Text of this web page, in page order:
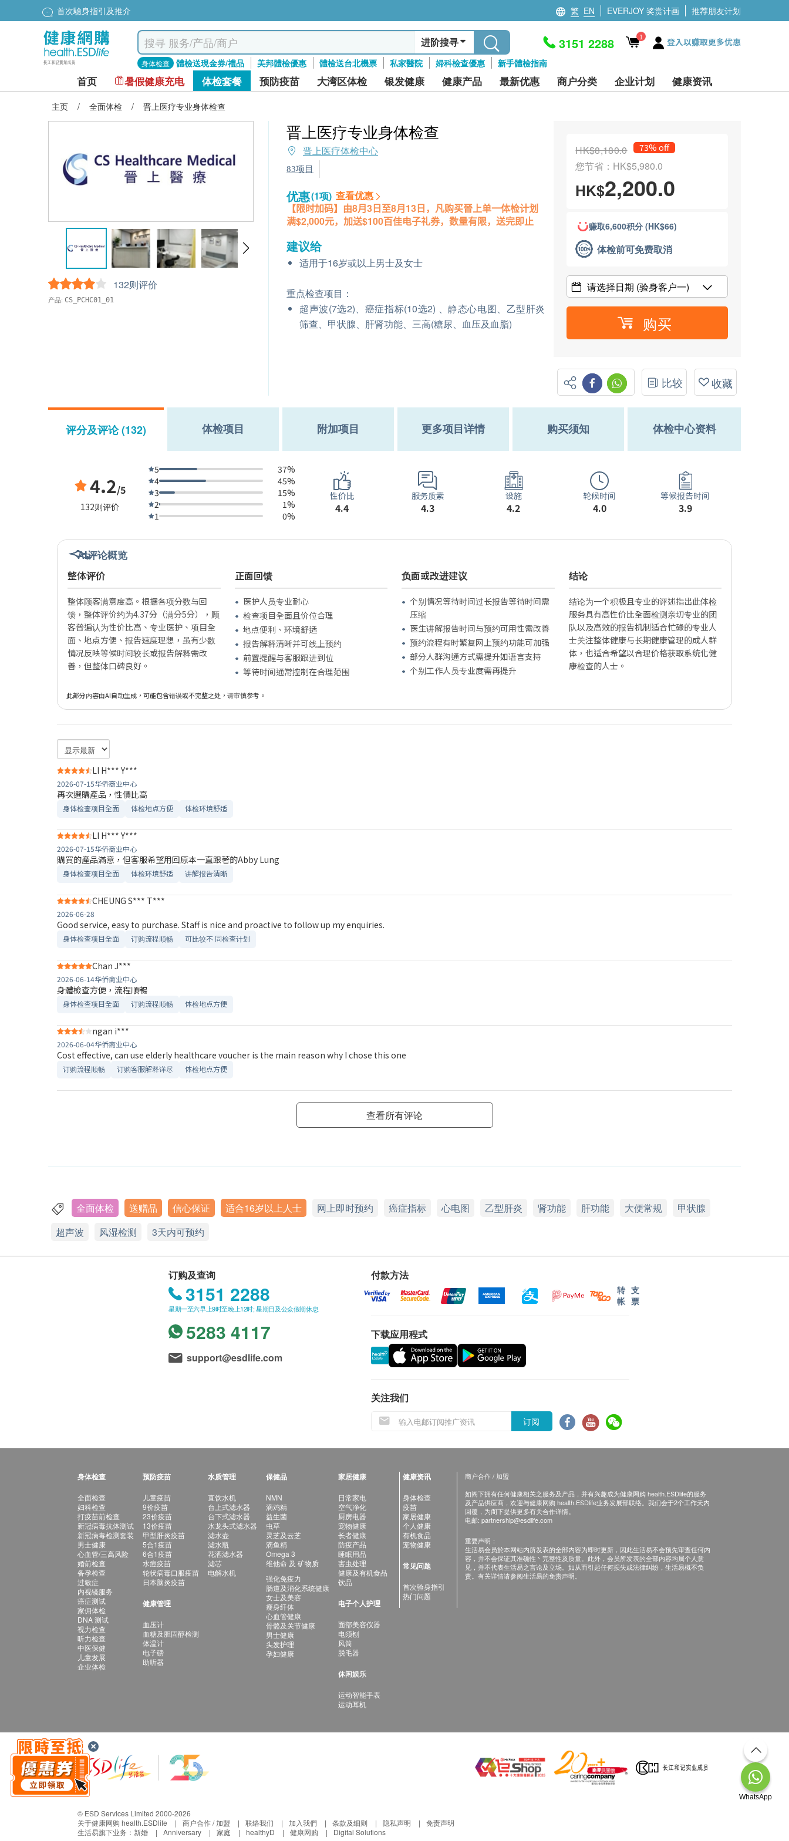
首次驗身指引及推介 繁 EN EVERJOY 奖赏计画 推荐朋友计划
进阶搜寻
身体检查 體檢送現金券/禮品 美邦體檢優惠 體檢送台北機票 私家醫院 婦科檢查優惠 新手體檢指南
3151 2288 1 登入以赚取更多优惠
首页 暑假健康充电 体检套餐 预防疫苗 大湾区体检 银发健康 健康产品 最新优惠 商户分类 企业计划 健康资讯
主页 / 全面体检 / 晋上医疗专业身体检查
132则评价
产品: CS_PCHC01_01
晋上医疗专业身体检查
晋上医疗体检中心
83项目
优惠(1项) 查看优惠
【限时加码】由8月3日至8月13日，凡购买晉上单一体检计划
满$2,000元，加送$100百佳电子礼券，数量有限，送完即止
建议给
适用于16岁或以上男士及女士
重点检查项目：
超声波(7选2)、癌症指标(10选2) 、静态心电图、乙型肝炎
筛查、甲状腺、肝肾功能、三高(糖尿、血压及血脂)
HK$8,180.0 73% off
您节省：HK$5,980.0
HK$2,200.0
赚取6,600积分 (HK$66)
体检前可免费取消
请选择日期 (验身客户一)
购买
比较 收藏
评分及评论 (132) 体检项目 附加项目 更多项目详情 购买须知 体检中心资料
4.2/5
132则评价
5
37%
4
45%
3
15%
2
1%
1
0%
性价比
4.4
服务质素
4.3
设施
4.2
轮候时间
4.0
等候报告时间
3.9
AI评论概览
整体评价
整体顾客满意度高。根据各项分数与回
馈，整体评价约为4.37分（满分5分），顾
客普遍认为性价比高、专业医护、项目全
面、地点方便、报告速度理想，虽有少数
情况反映等候时间较长或报告解释需改
善，但整体口碑良好。
正面回馈
医护人员专业耐心
检查项目全面且价位合理
地点便利、环境舒适
报告解释清晰并可线上预约
前置提醒与客服跟进到位
等待时间通常控制在合理范围
负面或改进建议
个别情况等待时间过长报告等待时间需
压缩
医生讲解报告时间与预约可用性需改善
预约流程有时繁复网上预约功能可加强
部分人群沟通方式需提升如语言支持
个别工作人员专业度需再提升
结论
结论为一个积极且专业的评述指出此体检
服务具有高性价比全面检测亲切专业的团
队以及高效的报告机制适合忙碌的专业人
士关注整体健康与长期健康管理的成人群
体，也适合希望以合理价格获取系统化健
康检查的人士。
此部分内容由AI自动生成，可能包含错误或不完整之处，请审慎参考。
LI H*** Y***
2026-07-15华侨商业中心
再次選購產品，性價比高
身体检查项目全面 体检地点方便 体检环境舒适​
LI H*** Y***
2026-07-15华侨商业中心
購買的產品滿意，但客服希望用回原本一直跟著的Abby Lung
身体检查项目全面 体检环境舒适​ 讲解报告清晰​
CHEUNG S*** T***
2026-06-28
Good service, easy to purchase. Staff is nice and proactive to follow up my enquiries.
身体检查项目全面 订购流程顺畅 可比较不 同检查计划
Chan J***
2026-06-14华侨商业中心
身體檢查方便，流程順暢
身体检查项目全面 订购流程顺畅 体检地点方便
ngan i***
2026-06-04华侨商业中心
Cost effective, can use elderly healthcare voucher is the main reason why I chose this one
订购流程顺畅 订购客服解释详尽 体检地点方便
查看所有评论
全面体检 送赠品 信心保证 适合16岁以上人士 网上即时预约 癌症指标 心电图 乙型肝炎 肾功能 肝功能 大便常规
甲状腺
超声波
风湿检测 3天内可预约
订购及查询
3151 2288
星期一至六早上9时至晚上12时; 星期日及公众假期休息
5283 4117
support@esdlife.com
付款方法
转
帐
支
票
下载应用程式
关注我们
订阅
身体检查
全面检查
妇科检查
打疫苗前检查
新冠病毒抗体测试
新冠病毒检测套装
男士健康
心血管/三高风险
婚前检查
备孕检查
过敏症
内视镜服务
癌症测试
家佣体检
DNA 测试
视力检查
听力检查
中医保健
儿童发展
企业体检
预防疫苗
儿童疫苗
9价疫苗
23价疫苗
13价疫苗
甲型肝炎疫苗
5合1疫苗
6合1疫苗
水痘疫苗
轮状病毒口服疫苗
日本脑炎疫苗
健康管理
血压计
血糖及胆固醇检测
体温计
电子磅
助听器
水质管理
直饮水机
台上式滤水器
台下式滤水器
水龙头式滤水器
滤水壶
滤水瓶
花洒滤水器
滤芯
电解水机
保健品
NMN
滴鸡精
益生菌
虫草
灵芝及云芝
滴鱼精
Omega 3
维他命 及 矿物质
强化免疫力
肠道及消化系统健康
女士及美容
瘦身纤体
心血管健康
骨骼及关节健康
男士健康
头发护理
孕妇健康
家居健康
日常家电
空气净化
厨房电器
宠物健康
长者健康
防疫产品
睡眠用品
害虫处理
健康及有机食品
饮品
电子个人护理
面部美容仪器
电须刨
风筒
脱毛器
休闲娱乐
运动智能手表
运动耳机
健康资讯
身体检查
疫苗
家居健康
个人健康
有机食品
宠物健康
常见问题
首次验身指引
热门问题
商户合作 / 加盟
如阁下拥有任何健康相关之服务及产品，并有兴趣成为健康网购 health.ESDlife的服务
及产品供应商，欢迎与健康网购 health.ESDlife业务发展部联络。我们会于2个工作天内
回覆，为阁下提供更多有关合作详情。
电邮: partnership@esdlife.com
重要声明：
生活易会员於本网站内所发表的全部内容为即时更新，因此生活易不会预先审查任何内
容，并不会保证其准确性丶完整性及质量。此外，会员所发表的全部内容均属个人意
见，并不代表生活易之言论及立场。如从而引起任何损失或法律纠纷，生活易概不负
责。有关详情请参阅生活易的免责声明。
© ESD Services Limited 2000-2026
关于健康网购 health.ESDlife
商户合作 / 加盟 联络我们 加入我們 条款及细则 隐私声明
免责声明
生活易旗下业务： 新婚 Anniversary 家庭 healthyD 健康网购 Digital Solutions
WhatsApp